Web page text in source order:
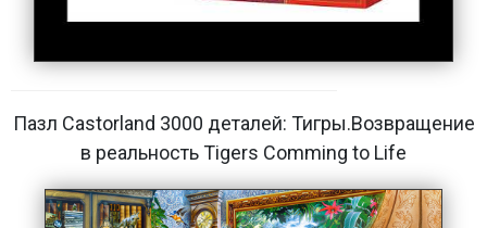
Пазл Castorland 3000 деталей: Тигры.Возвращение
в реальность Tigers Comming to Life